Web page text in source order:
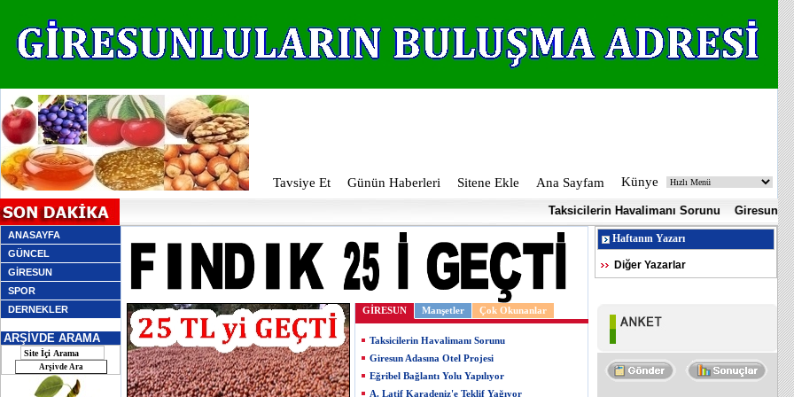
Tavsiye Et Günün Haberleri Sitene Ekle Ana Sayfam Künye
Taksicilerin Havalimanı Sorunu Giresun
ANASAYFA
GÜNCEL
GİRESUN
SPOR
DERNEKLER
ARŞİVDE ARAMA
GİRESUN Manşetler Çok Okunanlar
Taksicilerin Havalimanı Sorunu
Giresun Adasına Otel Projesi
Eğribel Bağlantı Yolu Yapılıyor
A. Latif Karadeniz'e Teklif Yağıyor
Haftanın Yazarı
Diğer Yazarlar